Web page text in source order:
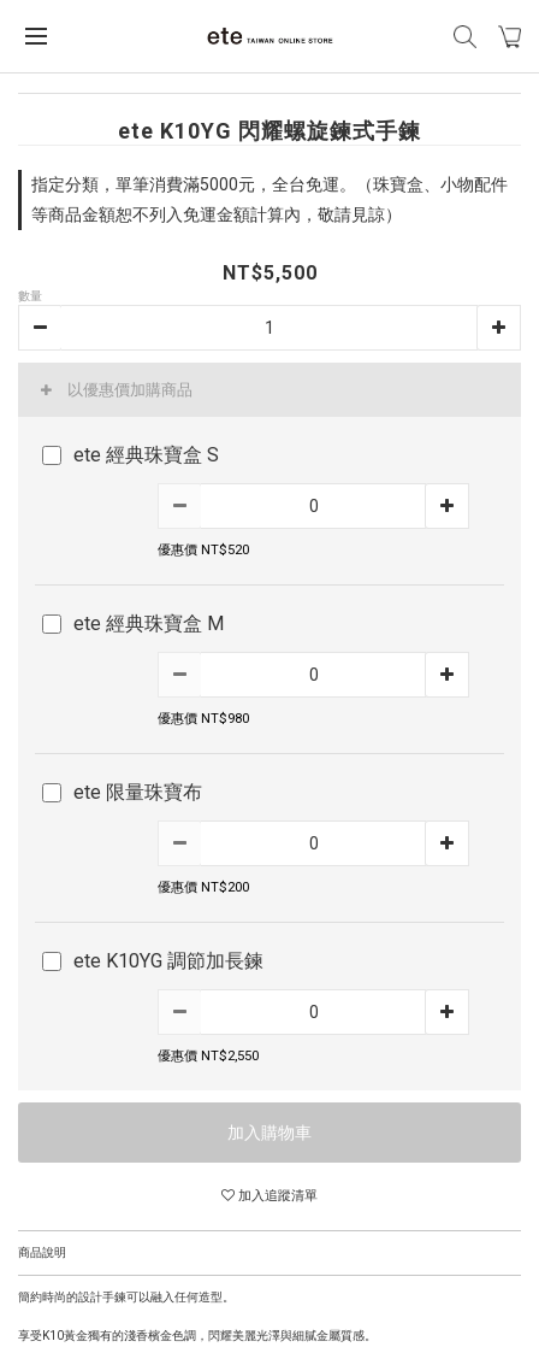
ete K10YG 閃耀螺旋鍊式手鍊
指定分類，單筆消費滿5000元，全台免運。（珠寶盒、小物配件
等商品金額恕不列入免運金額計算內，敬請見諒）
NT$5,500
數量
以優惠價加購商品
ete 經典珠寶盒 S
優惠價 NT$520
ete 經典珠寶盒 M
優惠價 NT$980
ete 限量珠寶布
優惠價 NT$200
ete K10YG 調節加長鍊
優惠價 NT$2,550
加入購物車
加入追蹤清單
商品說明
簡約時尚的設計手鍊可以融入任何造型。
享受K10黃金獨有的淺香檳金色調，閃耀美麗光澤與細膩金屬質感。